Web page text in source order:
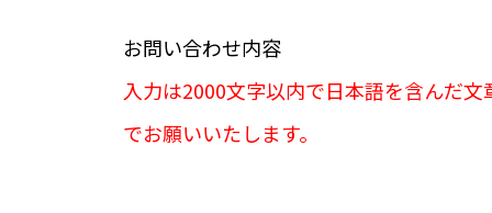
お問い合わせ内容
入力は2000文字以内で日本語を含んだ文
でお願いいたします。